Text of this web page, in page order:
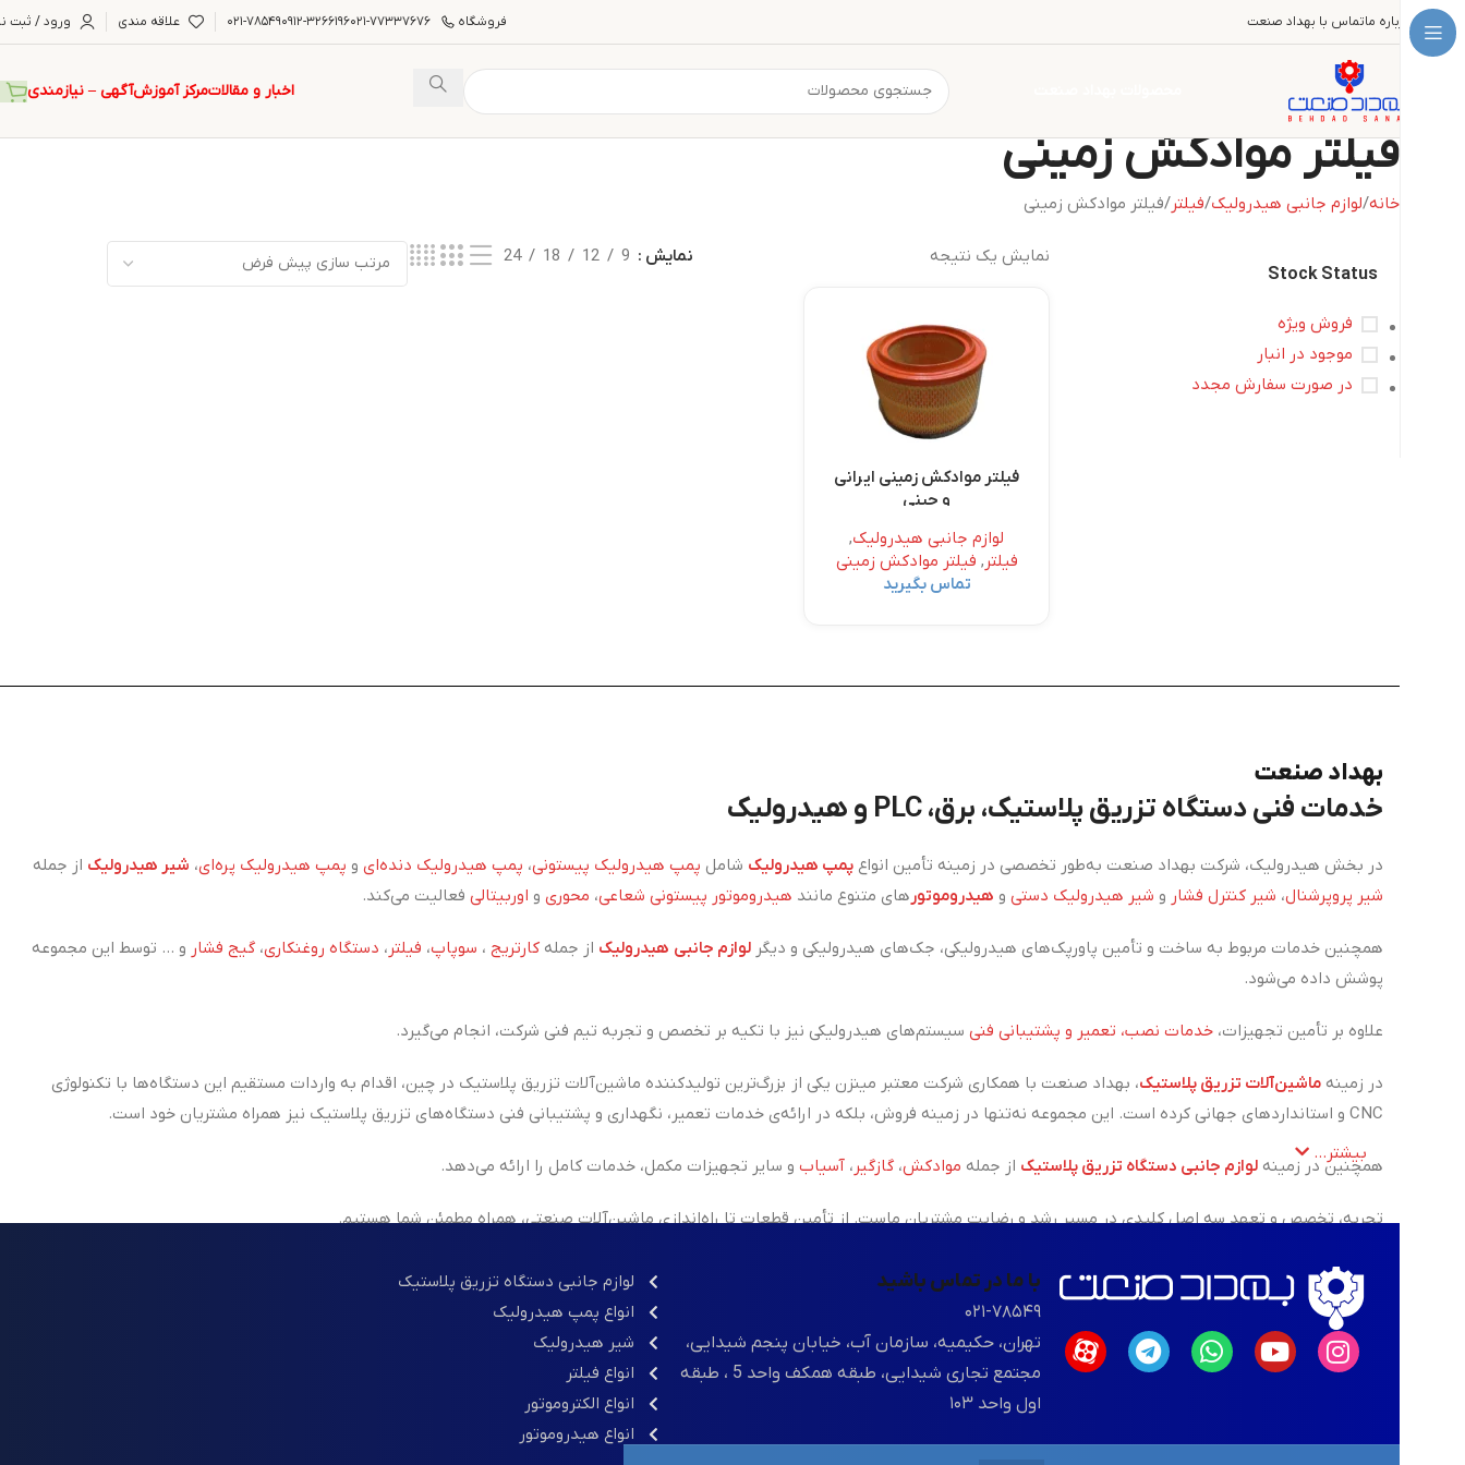
درباره ماتماس با بهداد صنعت فروشگاه ۰۲۱-۷۷۳۳۷۶۷۶۰۹۱۲-۳۲۶۶۱۹۶۰۲۱-۷۸۵۴۹ علاقه مندی ورود / ثبت
اخبار و مقالاتمرکز آموزشآگهی – نیازمندی
فیلتر موادکش زمینی
خانه لوازم جانبی هیدرولیک فیلتر فیلتر موادکش زمینی
Stock Status
فروش ویژه
موجود در انبار
در صورت سفارش مجدد
نمایش یک نتیجه نمایش 9
12
18
24
فیلتر موادکش زمینی ایرانی
و چینی
لوازم جانبی هیدرولیک,
فیلتر , فیلتر موادکش زمینی
تماس بگیرید
بهداد صنعت
خدمات فنی دستگاه تزریق پلاستیک، برق، PLC و هیدرولیک
در بخش هیدرولیک، شرکت بهداد صنعت به‌طور تخصصی در زمینه تأمین انواع پمپ هیدرولیک شامل پمپ هیدرولیک پیستونی، پمپ هیدرولیک دنده‌ای و پمپ هیدرولیک پره‌ای، شیر هیدرولیک از جمله
شیر پروپرشنال، شیر کنترل فشار و شیر هیدرولیک دستی و هیدروموتور های متنوع مانند هیدروموتور پیستونی شعاعی، محوری و اوربیتالی فعالیت می‌کند.
همچنین خدمات مربوط به ساخت و تأمین پاورپک‌های هیدرولیکی، جک‌های هیدرولیکی و دیگر لوازم جانبی هیدرولیک از جمله کارتریج ، سوپاپ، فیلتر ، دستگاه روغنکاری، گیج فشار و ... توسط این مجموعه
پوشش داده می‌شود.
علاوه بر تأمین تجهیزات، خدمات نصب، تعمیر و پشتیبانی فنی سیستم‌های هیدرولیکی نیز با تکیه بر تخصص و تجربه تیم فنی شرکت، انجام می‌گیرد.
در زمینه ماشین‌آلات تزریق پلاستیک، بهداد صنعت با همکاری شرکت معتبر مینزن یکی از بزرگ‌ترین تولیدکننده ماشین‌آلات تزریق پلاستیک در چین، اقدام به واردات مستقیم این دستگاه‌ها با تکنولوژی
CNC و استانداردهای جهانی کرده است. این مجموعه نه‌تنها در زمینه فروش، بلکه در ارائه‌ی خدمات تعمیر، نگهداری و پشتیبانی فنی دستگاه‌های تزریق پلاستیک نیز همراه مشتریان خود است.
همچنین در زمینه لوازم جانبی دستگاه تزریق پلاستیک از جمله موادکش، گازگیر ، آسیاب و سایر تجهیزات مکمل، خدمات کامل را ارائه می‌دهد.
تجربه، تخصص و تعهد سه اصل کلیدی در مسیر رشد و رضایت مشتریان ماست. از تأمین قطعات تا راه‌اندازی ماشین‌آلات صنعتی، همراه مطمئن شما هستیم.
بیشتر...
با ما در تماس باشید
۰۲۱-۷۸۵۴۹
تهران، حکیمیه، سازمان آب، خیابان پنجم شیدایی،
مجتمع تجاری شیدایی، طبقه همکف واحد 5 ، طبقه
اول واحد ۱۰۳
لوازم جانبی دستگاه تزریق پلاستیک
انواع پمپ هیدرولیک
شیر هیدرولیک
انواع فیلتر
انواع الکتروموتور
انواع هیدروموتور